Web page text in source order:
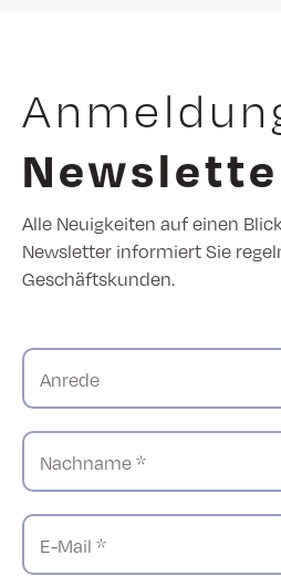
Alle Neuigkeiten auf einen
Newsletter informiert Sie
Geschäftskunden.
Anrede
Nachname *
E-Mail *